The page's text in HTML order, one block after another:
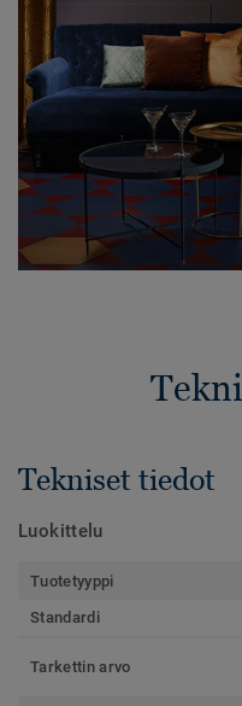
Tekniset tiedot
Luokittelu
Tuotetyyppi
Standardi
Tarkettin arvo